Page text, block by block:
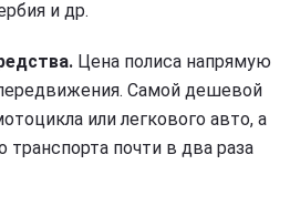
и др.
Цена полиса напрямую
Самой дешевой
или легкового авто, а
транспорта почти в два раза